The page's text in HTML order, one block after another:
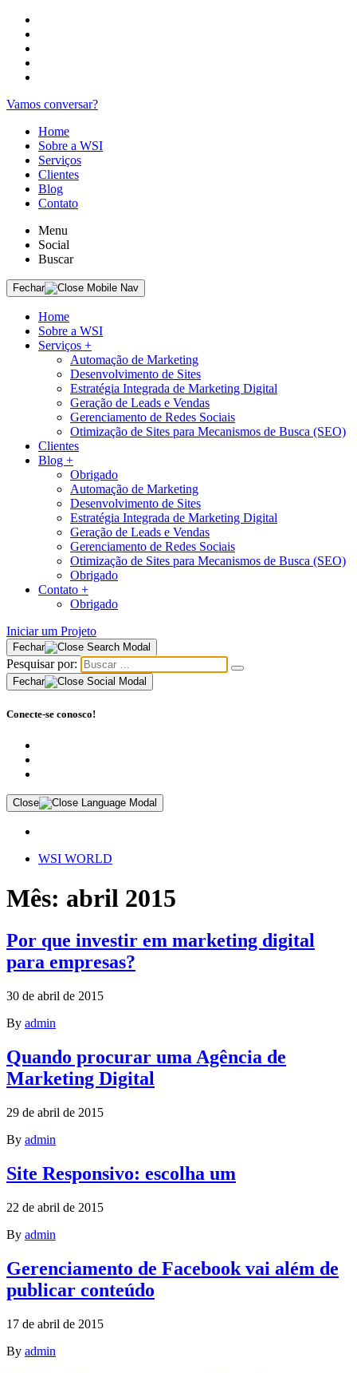
Vamos conversar?
Home
Sobre a WSI
Serviços
Clientes
Blog
Contato
Menu
Social
Buscar
Fechar
Home
Sobre a WSI
Serviços +
Automação de Marketing
Desenvolvimento de Sites
Estratégia Integrada de Marketing Digital
Geração de Leads e Vendas
Gerenciamento de Redes Sociais
Otimização de Sites para Mecanismos de Busca (SEO)
Clientes
Blog +
Obrigado
Automação de Marketing
Desenvolvimento de Sites
Estratégia Integrada de Marketing Digital
Geração de Leads e Vendas
Gerenciamento de Redes Sociais
Otimização de Sites para Mecanismos de Busca (SEO)
Obrigado
Contato +
Obrigado
Iniciar um Projeto
Fechar
Pesquisar por:
Fechar
Conecte-se conosco!
Close
WSI WORLD
Mês: abril 2015
Por que investir em marketing digital
para empresas?
30 de abril de 2015
By admin
Quando procurar uma Agência de
Marketing Digital
29 de abril de 2015
By admin
Site Responsivo: escolha um
22 de abril de 2015
By admin
Gerenciamento de Facebook vai além de
publicar conteúdo
17 de abril de 2015
By admin